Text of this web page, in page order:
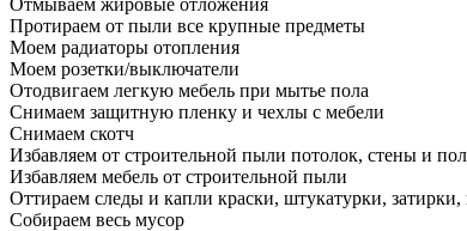
Отмываем жировые отложения
Протираем от пыли все крупные предметы
Моем радиаторы отопления
Моем розетки/выключатели
Отодвигаем легкую мебель при мытье пола
Снимаем защитную пленку и чехлы с мебели
Снимаем скотч
Избавляем от строительной пыли потолок, стены и пол
Избавляем мебель от строительной пыли
Оттираем следы и капли краски, штукатурки,
Собираем весь мусор